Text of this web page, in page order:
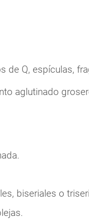
de Q, espículas,
aglutinado
biseriales o